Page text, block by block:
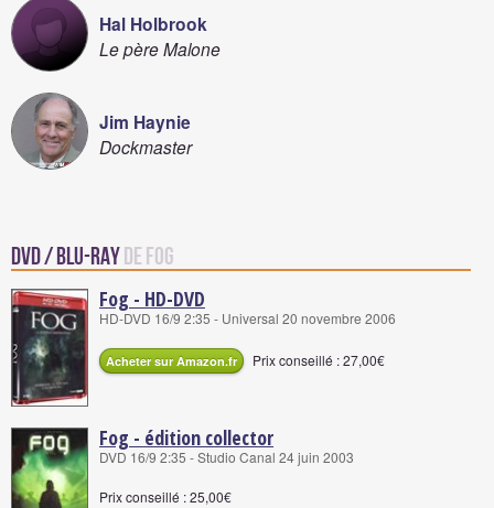
Hal Holbrook
Le père Malone
Jim Haynie
Dockmaster
DVD / Blu-Rayde Fog
Fog - HD-DVD
HD-DVD 16/9 2:35 - Universal 20 novembre 2006
Acheter sur Amazon.fr Prix conseillé : 27,00€
Fog - édition collector
DVD 16/9 2:35 - Studio Canal 24 juin 2003
Prix conseillé : 25,00€